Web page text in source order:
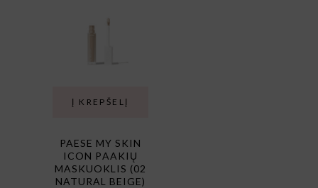
Į KREPŠELĮ
PAESE MY SKIN
ICON PAAKIŲ
MASKUOKLIS (02
NATURAL BEIGE)